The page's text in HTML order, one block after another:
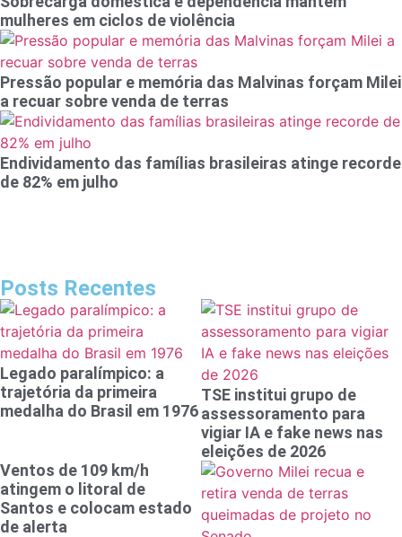
mulheres em ciclos de violência
Pressão popular e memória das Malvinas forçam Milei
a recuar sobre venda de terras
Endividamento das famílias brasileiras atinge recorde
de 82% em julho
Posts Recentes
Legado paralímpico: a
trajetória da primeira
medalha do Brasil em 1976
TSE institui grupo de
assessoramento para
vigiar IA e fake news nas
eleições de 2026
Ventos de 109 km/h
atingem o litoral de
Santos e colocam estado
de alerta